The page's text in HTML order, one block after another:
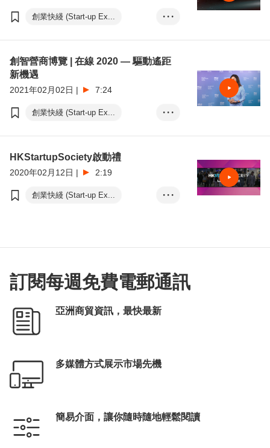
創業快綫 (Start-up Ex...
• • •
創智營商博覽 | 在線 2020 — 驅動遙距
新機遇
2021年02月02日 | 7:24
創業快綫 (Start-up Ex...
• • •
HKStartupSociety啟動禮
2020年02月12日 | 2:19
創業快綫 (Start-up Ex...
• • •
訂閱每週免費電郵通訊
亞洲商貿資訊，最快最新
多媒體方式展示市場先機
簡易介面，讓你隨時隨地輕鬆閱讀